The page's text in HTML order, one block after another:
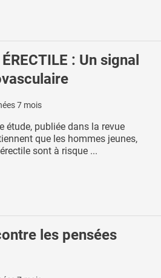
: Un signal
7 mois
étude, publiée dans la revue
que les hommes jeunes,
sont à risque ...
les pensées